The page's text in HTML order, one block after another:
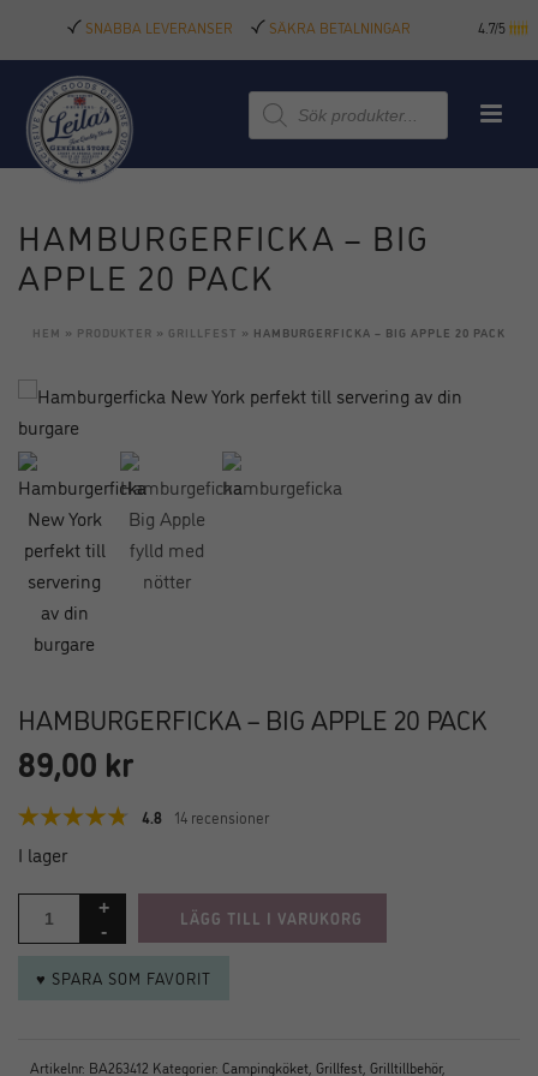
SNABBA LEVERANSER SÄKRA BETALNINGAR 4.7/5
Produktsökning
HAMBURGERFICKA – BIG
APPLE 20 PACK
HEM » PRODUKTER » GRILLFEST » HAMBURGERFICKA – BIG APPLE 20 PACK
HAMBURGERFICKA – BIG APPLE 20 PACK
89,00 kr
4.8 14 recensioner
I lager
LÄGG TILL I VARUKORG
♥ SPARA SOM FAVORIT
Artikelnr: BA263412 Kategorier: Campingköket Grillfest Grilltillbehör,